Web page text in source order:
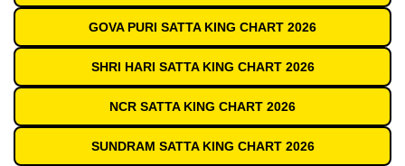
GOVA PURI SATTA KING CHART 2026
SHRI HARI SATTA KING CHART 2026
NCR SATTA KING CHART 2026
SUNDRAM SATTA KING CHART 2026